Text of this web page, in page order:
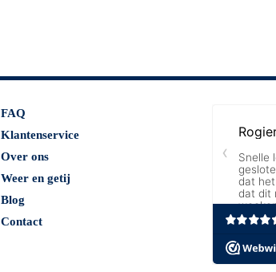
FAQ
Klantenservice
Over ons
Weer en getij
Blog
Contact